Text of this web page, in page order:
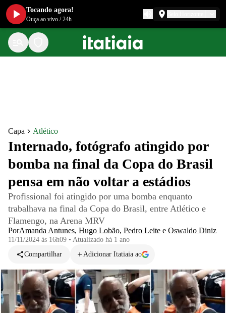
Capa Atlético
Internado, fotógrafo atingido por
bomba na final da Copa do Brasil
pensa em não voltar a estádios
Profissional foi atingido por uma bomba enquanto
trabalhava na final da Copa do Brasil, entre Atlético e
Flamengo, na Arena MRV
PorAmanda Antunes, Hugo Lobão, Pedro Leite e Oswaldo Diniz
11/11/2024 às 16h09 • Atualizado há 1 ano
Compartilhar
Adicionar Itatiaia ao
Tocando agora!
Ouça ao vivo /24h